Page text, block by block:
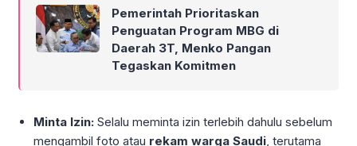
Pemerintah Prioritaskan
Penguatan Program MBG di
Daerah 3T, Menko Pangan
Tegaskan Komitmen
Minta Izin: Selalu meminta izin terlebih dahulu sebelum
mengambil foto atau rekam warga Saudi , terutama